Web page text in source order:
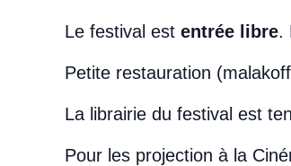
Le festival est entrée libre.
Petite restauration
La librairie du festival est
Pour les projection à la